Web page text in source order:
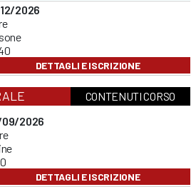
2026
DETTAGLI E ISCRIZIONE
CONTENUTI CORSO
2026
DETTAGLI E ISCRIZIONE